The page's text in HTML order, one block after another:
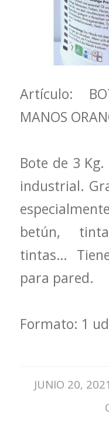
Artículo:
MANOS
Bote de 3
industrial.
betún,
tintas…
para pared.
Formato: 1
JUNIO 20, 2021
/